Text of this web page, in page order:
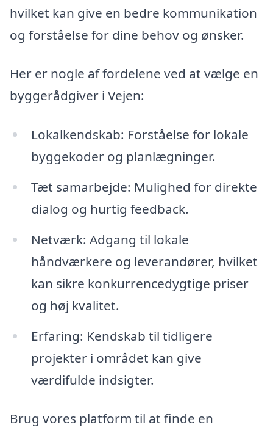
hvilket kan give en bedre kommunikation
og forståelse for dine behov og ønsker.
Her er nogle af fordelene ved at vælge en
byggerådgiver i Vejen:
Lokalkendskab: Forståelse for lokale
byggekoder og planlægninger.
Tæt samarbejde: Mulighed for direkte
dialog og hurtig feedback.
Netværk: Adgang til lokale
håndværkere og leverandører, hvilket
kan sikre konkurrencedygtige priser
og høj kvalitet.
Erfaring: Kendskab til tidligere
projekter i området kan give
værdifulde indsigter.
Brug vores platform til at finde en